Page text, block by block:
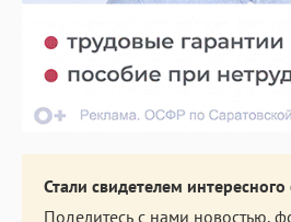
Стали свидетелем
Поделитесь с нами новостью,